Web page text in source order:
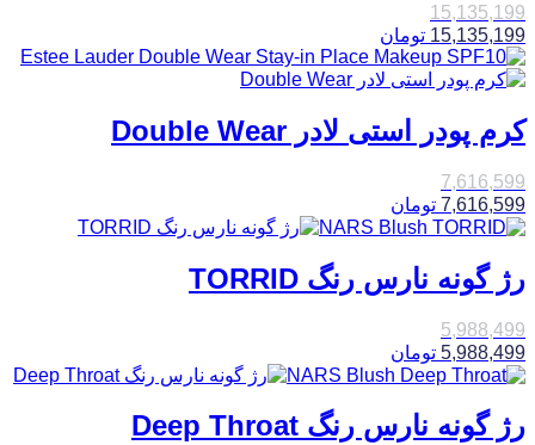
15,135,199
15,135,199 تومان
کرم پودر استی لادر Double Wear
7,616,599
7,616,599 تومان
رژ گونه نارس رنگ TORRID
5,988,499
5,988,499 تومان
رژ گونه نارس رنگ Deep Throat